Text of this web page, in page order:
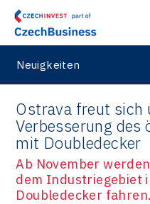
Neuigkeiten
Ostrava freut sich
Verbesserung
mit Doubledecker
Ab November
dem Industriegebiet
Doubledecker fahren.